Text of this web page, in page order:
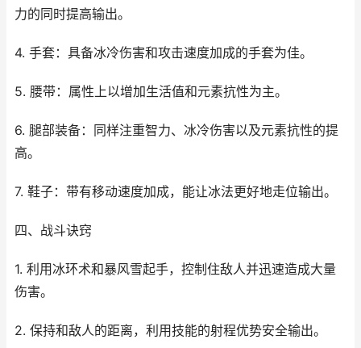
力的同时提高输出。
4. 手套：具备冰冷伤害和攻击速度加成的手套为佳。
5. 腰带：属性上以增加生活值和元素抗性为主。
6. 腿部装备：同样注重智力、冰冷伤害以及元素抗性的提
高。
7. 鞋子：带有移动速度加成，能让冰法更好地走位输出。
四、战斗诀窍
1. 利用冰环术和暴风雪起手，控制住敌人并迅速造成大量
伤害。
2. 保持和敌人的距离，利用技能的射程优势安全输出。